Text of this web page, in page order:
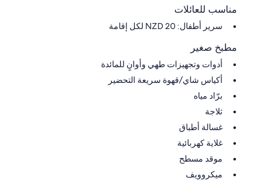
مناسب للعائلات
سرير أطفال: NZD 20 لكل إقامة
مطبخ صغير
أدوات وتجهيزات طهي وأوانٍ للمائدة
أكياس شاي/قهوة سريعة التحضير
برّاد مياه
ثلاجة
غسالة أطباق
غلاية كهربائية
موقد مسطح
ميكروويف